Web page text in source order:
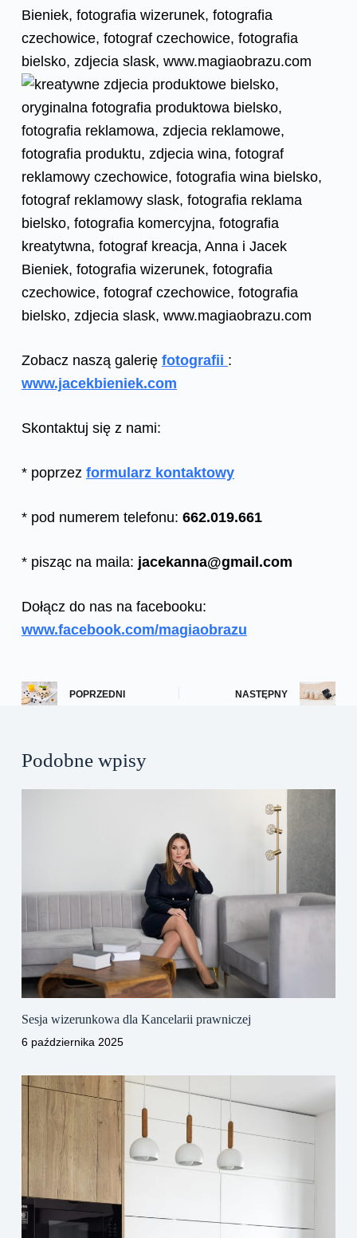
Zobacz naszą galerię fotografii :
www.jacekbieniek.com
Skontaktuj się z nami:
* poprzez formularz kontaktowy
* pod numerem telefonu: 662.019.661
* pisząc na maila: jacekanna@gmail.com
Dołącz do nas na facebooku:
www.facebook.com/magiaobrazu
POPRZEDNI NASTĘPNY
Podobne wpisy
Sesja wizerunkowa dla Kancelarii prawniczej
6 października 2025